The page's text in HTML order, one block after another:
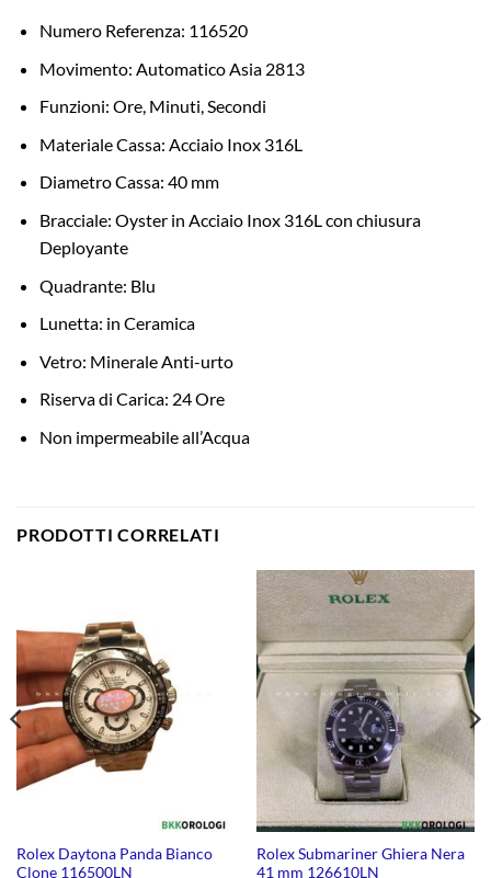
Numero Referenza: 116520
Movimento: Automatico Asia 2813
Funzioni: Ore, Minuti, Secondi
Materiale Cassa: Acciaio Inox 316L
Diametro Cassa: 40 mm
Bracciale: Oyster in Acciaio Inox 316L con chiusura
Deployante
Quadrante: Blu
Lunetta: in Ceramica
Vetro: Minerale Anti-urto
Riserva di Carica: 24 Ore
Non impermeabile all’Acqua
PRODOTTI CORRELATI
Rolex Daytona Panda Bianco
Clone 116500LN
Rolex Submariner Ghiera Nera
41 mm 126610LN